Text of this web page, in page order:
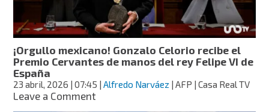
autoritarismo
¡Orgullo mexicano! Gonzalo Celorio recibe el
Premio Cervantes de manos del rey Felipe VI de
España
23 abril, 2026 | 07:45 |Alfredo Narváez | AFP | Casa Real TV
Leave a Commenton